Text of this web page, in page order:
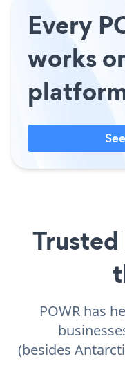
Every
works
POWR has
(besides